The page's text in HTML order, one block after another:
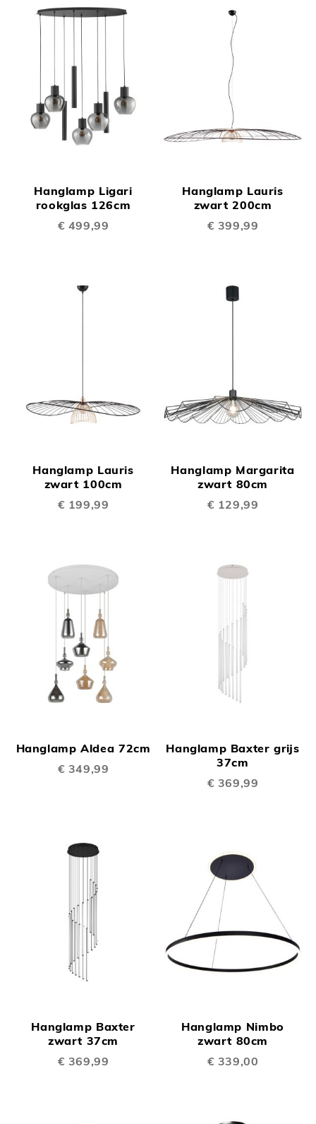
Hanglamp Ligari
rookglas 126cm
€ 499,99
Hanglamp Lauris
zwart 200cm
€ 399,99
Hanglamp Lauris
zwart 100cm
€ 199,99
Hanglamp Margarita
zwart 80cm
€ 129,99
Hanglamp Aldea 72cm
€ 349,99
Hanglamp Baxter grijs
37cm
€ 369,99
Hanglamp Baxter
zwart 37cm
€ 369,99
Hanglamp Nimbo
zwart 80cm
€ 339,00